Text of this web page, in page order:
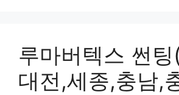
루마버텍스 썬
대전,세종,충남,